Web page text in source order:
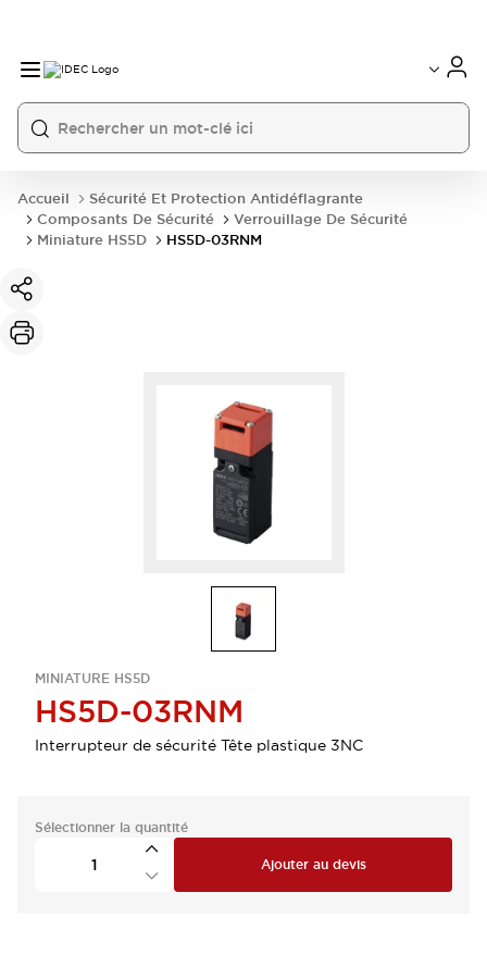
Accueil
Sécurité Et Protection Antidéflagrante
Composants De Sécurité
Verrouillage De Sécurité
Miniature HS5D
HS5D-03RNM
MINIATURE HS5D
HS5D-03RNM
Interrupteur de sécurité Tête plastique 3NC
Sélectionner la quantité
Ajouter au devis